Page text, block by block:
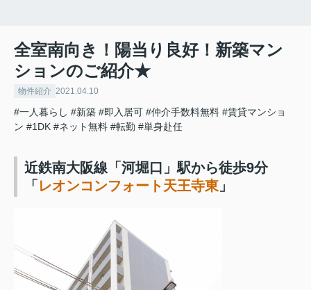
全室南向き！陽当り良好！新築マン
ションのご紹介★
物件紹介 2021.04.10
#一人暮らし #新築 #即入居可 #仲介手数料無料 #賃貸マンショ
ン #1DK #ネット無料 #転勤 #単身赴任
近鉄南大阪線「河堀口」駅から徒歩9分
「 レオンコンフォート天王寺東 」